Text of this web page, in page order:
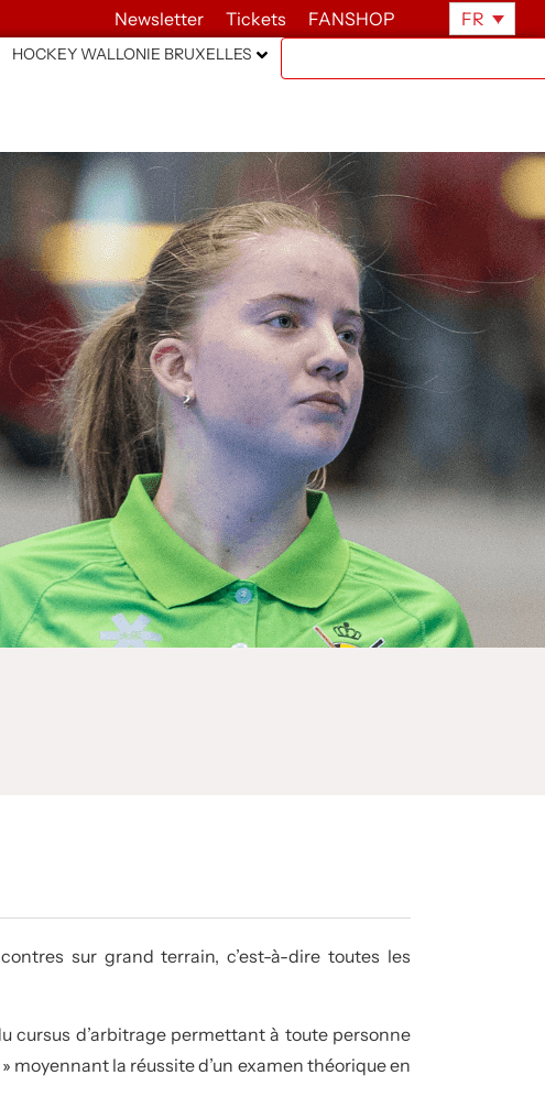
Newsletter Tickets FANSHOP FR
HOCKEY WALLONIE BRUXELLES
sur grand terrain, c’est-à-dire toutes les
cursus d’arbitrage permettant à toute personne
moyennant la réussite d’un examen théorique en